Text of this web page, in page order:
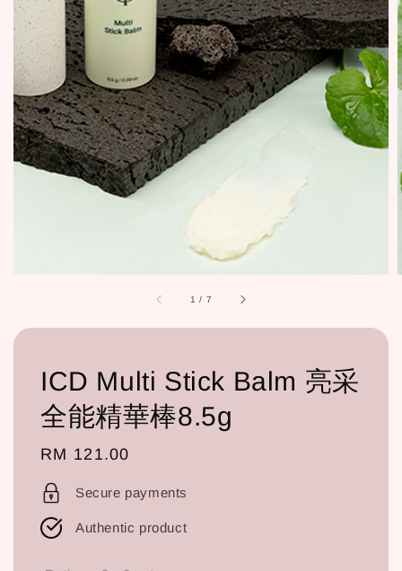
1 / 7
ICD Multi Stick Balm 亮采
全能精華棒8.5g
Regular
price
RM 121.00
Secure payments
Authentic product